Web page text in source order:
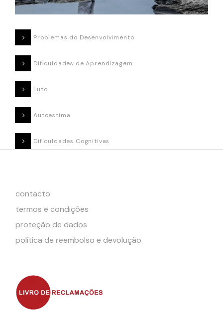
Problemas do Desenvolvimento
Dificuldades de Aprendizagem
Luto
Autoestima
Dificuldades Cognitivas
contacto
termos e condições
proteção de dados
política de reembolso e devolução